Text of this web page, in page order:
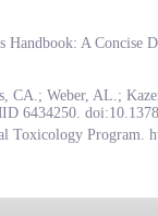
A Concise
CA.; Weber, AL.;
6434250.
Toxicology